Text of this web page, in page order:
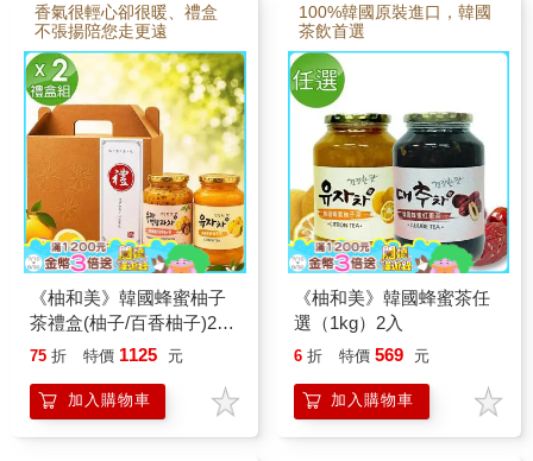
香氣很輕心卻很暖、禮盒
不張揚陪您走更遠
《柚和美》韓國蜂蜜柚子
茶禮盒(柚子/百香柚子)2盒
組
75 折 特價 1125 元
加入購物車
100%韓國原裝進口，韓國
茶飲首選
《柚和美》韓國蜂蜜茶任
選（1kg）2入
6 折 特價 569 元
加入購物車